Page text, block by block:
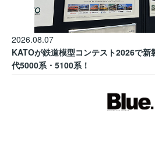
2026.08.07
KATOが鉄道模型コンテスト2026で新
代5000系・5100系！